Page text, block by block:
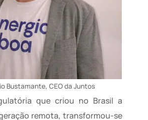
Bustamante, CEO da Juntos
que criou no Brasil a
remota, transformou-se